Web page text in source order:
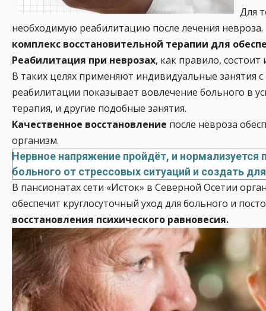
Для
необходимую реабилитацию после лечения невроза.
комплекс восстановительной терапии для
Реабилитация при неврозах, как правило,
В таких целях применяют индивидуальные занятия
реабилитации показывает вовлечение больного в
терапия, и другие подобные занятия.
Качественное восстановление после невроза
организм.
Нервное напряжение пройдёт, и нормализуется
больного от стрессовых ситуаций и создать
В пансионатах сети «Исток» в Северной Осетии
обеспечит круглосуточный уход для больного и
восстановления психического равновесия.